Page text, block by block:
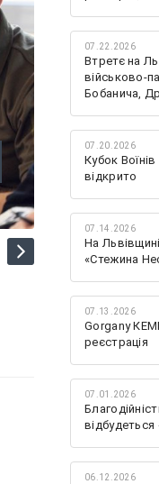
07.22.2026
Втретє на
військово-
Бобанича,
07.20.2026
Кубок
відкрито
07.14.2026
На
«Стежина
07.13.2026
Gorgany
реєстрація
07.01.2026
06.12.2026